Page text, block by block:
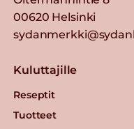
00620 Helsinki
Kuluttajille
Reseptit
Tuotteet